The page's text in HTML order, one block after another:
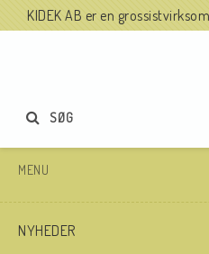
KIDEK AB er en
SØG
MENU
NYHEDER